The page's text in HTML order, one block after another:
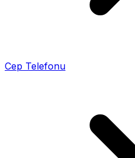
Cep Telefonu